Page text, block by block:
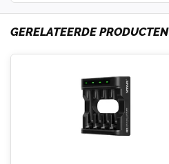
GERELATEERDE PRODUCTEN